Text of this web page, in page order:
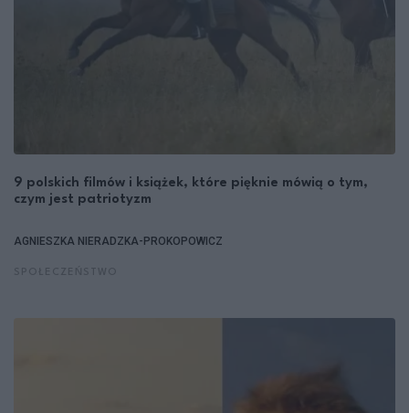
9 polskich filmów i książek, które pięknie mówią o tym,
czym jest patriotyzm
AGNIESZKA NIERADZKA-PROKOPOWICZ